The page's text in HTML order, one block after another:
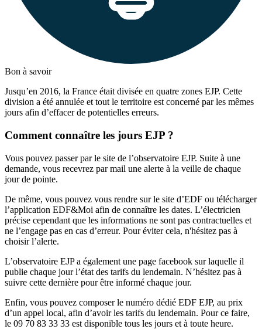
Bon à savoir
Jusqu’en 2016, la France était divisée en quatre zones EJP. Cette
division a été annulée et tout le territoire est concerné par les mêmes
jours afin d’effacer de potentielles erreurs.
Comment connaître les jours EJP ?
Vous pouvez passer par le site de l’observatoire EJP. Suite à une
demande, vous recevrez par mail une alerte à la veille de chaque
jour de pointe.
De même, vous pouvez vous rendre sur le site d’EDF ou télécharger
l’application EDF&Moi afin de connaître les dates. L’électricien
précise cependant que les informations ne sont pas contractuelles et
ne l’engage pas en cas d’erreur. Pour éviter cela, n'hésitez pas à
choisir l’alerte.
L’observatoire EJP a également une page facebook sur laquelle il
publie chaque jour l’état des tarifs du lendemain. N’hésitez pas à
suivre cette dernière pour être informé chaque jour.
Enfin, vous pouvez composer le numéro dédié EDF EJP, au prix
d’un appel local, afin d’avoir les tarifs du lendemain. Pour ce faire,
le 09 70 83 33 33 est disponible tous les jours et à toute heure.